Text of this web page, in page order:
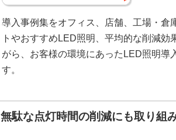
導入事例集をオフィス、店舗、工場・倉
トやおすすめLED照明、平均的な削減
がら、お客様の環境にあったLED照明導
す。
無駄な点灯時間の削減にも取り組